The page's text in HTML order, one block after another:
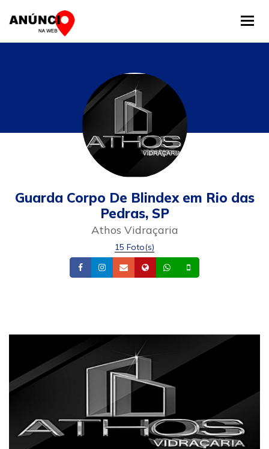
Guarda Corpo De Blindex em Rio das
Pedras, SP
Athos Vidraçaria
15 Foto(s)
FacebookInstagram
Email Site Whatsapp